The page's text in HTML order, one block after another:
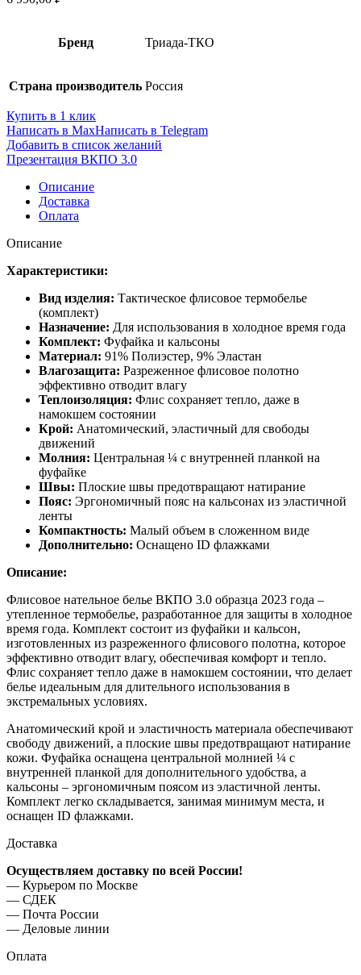
Бренд Триада-ТКО
Страна производитель Россия
Купить в 1 клик
Написать в MaxНаписать в Telegram
Добавить в список желаний
Презентация ВКПО 3.0
Описание
Доставка
Оплата
Описание
Характеристики:
Вид изделия: Тактическое флисовое термобелье
(комплект)
Назначение: Для использования в холодное время года
Комплект: Фуфайка и кальсоны
Материал: 91% Полиэстер, 9% Эластан
Влагозащита: Разреженное флисовое полотно
эффективно отводит влагу
Теплоизоляция: Флис сохраняет тепло, даже в
намокшем состоянии
Крой: Анатомический, эластичный для свободы
движений
Молния: Центральная ¼ с внутренней планкой на
фуфайке
Швы: Плоские швы предотвращают натирание
Пояс: Эргономичный пояс на кальсонах из эластичной
ленты
Компактность: Малый объем в сложенном виде
Дополнительно: Оснащено ID флажками
Описание:
Флисовое нательное белье ВКПО 3.0 образца 2023 года –
утепленное термобелье, разработанное для защиты в холодное
время года. Комплект состоит из фуфайки и кальсон,
изготовленных из разреженного флисового полотна, которое
эффективно отводит влагу, обеспечивая комфорт и тепло.
Флис сохраняет тепло даже в намокшем состоянии, что делает
белье идеальным для длительного использования в
экстремальных условиях.
Анатомический крой и эластичность материала обеспечивают
свободу движений, а плоские швы предотвращают натирание
кожи. Фуфайка оснащена центральной молнией ¼ с
внутренней планкой для дополнительного удобства, а
кальсоны – эргономичным поясом из эластичной ленты.
Комплект легко складывается, занимая минимум места, и
оснащен ID флажками.
Доставка
Осуществляем доставку по всей России!
— Курьером по Москве
— ⁠СДЕК
— ⁠Почта России
— Деловые линии
Оплата